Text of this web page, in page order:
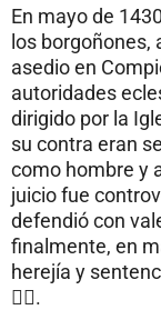
En mayo de
los borgoñones,
asedio en
autoridades
dirigido por la
su contra eran
como hombre y
juicio fue
defendió con
finalmente, en
herejía y
❤️‍🔥.